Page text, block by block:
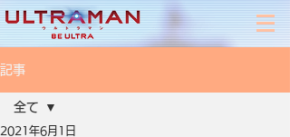
記事
全て
2021年6月1日